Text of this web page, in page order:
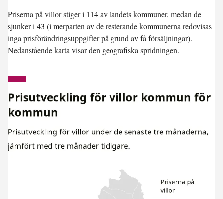
Priserna på villor stiger i 114 av landets kommuner, medan de
sjunker i 43 (i merparten av de resterande kommunerna redovisas
inga prisförändringsuppgifter på grund av få försäljningar).
Nedanstående karta visar den geografiska spridningen.